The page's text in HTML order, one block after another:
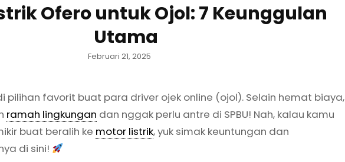
Ofero untuk Ojol: 7 Keunggulan
Utama
Posted
Februari 21, 2025
pilihan favorit buat para driver ojek online (ojol). Selain hemat biaya,
ramah lingkungan dan nggak perlu antre di SPBU! Nah, kalau kamu
buat beralih ke motor listrik, yuk simak keuntungan dan
di sini!